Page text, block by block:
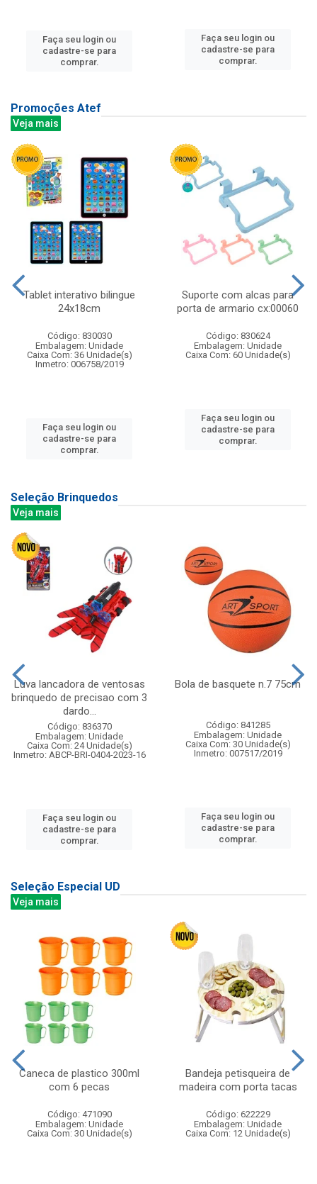
Faça seu login ou
cadastre-se para
comprar.
Faça seu login ou
cadastre-se para
comprar.
Promoções Atef
Veja mais
Tablet interativo bilingue
24x18cm
Código: 830030
Embalagem: Unidade
Caixa Com: 36 Unidade(s)
Inmetro: 006758/2019
Faça seu login ou
cadastre-se para
comprar.
Suporte com alcas para
porta de armario cx:00060
Código: 830624
Embalagem: Unidade
Caixa Com: 60 Unidade(s)
Faça seu login ou
cadastre-se para
comprar.
Seleção Brinquedos
Veja mais
Luva lancadora de ventosas
brinquedo de precisao com 3
dardo...
Código: 836370
Embalagem: Unidade
Caixa Com: 24 Unidade(s)
Inmetro: ABCP-BRI-0404-2023-16
Faça seu login ou
cadastre-se para
comprar.
Bola de basquete n.7 75cm
Código: 841285
Embalagem: Unidade
Caixa Com: 30 Unidade(s)
Inmetro: 007517/2019
Faça seu login ou
cadastre-se para
comprar.
Seleção Especial UD
Veja mais
Caneca de plastico 300ml
com 6 pecas
Código: 471090
Embalagem: Unidade
Caixa Com: 30 Unidade(s)
Bandeja petisqueira de
madeira com porta tacas
Código: 622229
Embalagem: Unidade
Caixa Com: 12 Unidade(s)